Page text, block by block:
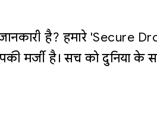
है? हमारे 'Secure
मर्जी है। सच को दुनिया के